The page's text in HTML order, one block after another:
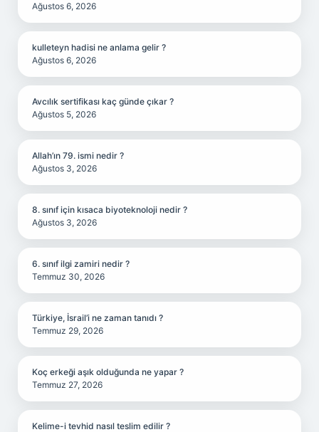
Ağustos 6, 2026
kulleteyn hadisi ne anlama gelir ?
Ağustos 6, 2026
Avcılık sertifikası kaç günde çıkar ?
Ağustos 5, 2026
Allah’ın 79. ismi nedir ?
Ağustos 3, 2026
8. sınıf için kısaca biyoteknoloji nedir ?
Ağustos 3, 2026
6. sınıf ilgi zamiri nedir ?
Temmuz 30, 2026
Türkiye, İsrail’i ne zaman tanıdı ?
Temmuz 29, 2026
Koç erkeği aşık olduğunda ne yapar ?
Temmuz 27, 2026
Kelime-i tevhid nasıl teslim edilir ?